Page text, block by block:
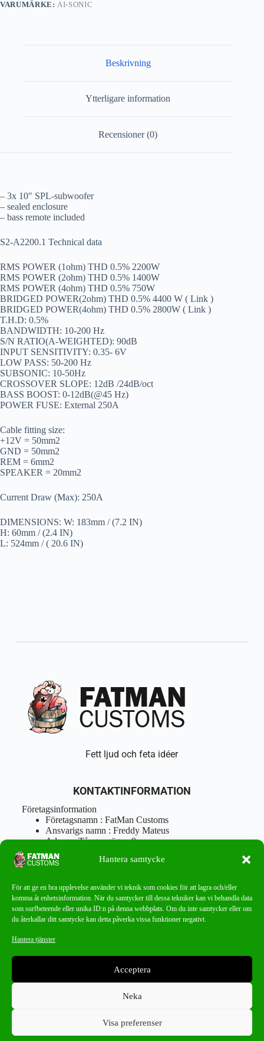
Hantera samtycke
För att ge en bra upplevelse använder vi teknik som cookies för att lagra och/eller
komma åt enhetsinformation. När du samtycker till dessa tekniker kan vi behandla data
som surfbeteende eller unika ID:n på denna webbplats. Om du inte samtycker eller om
du återkallar ditt samtycke kan detta påverka vissa funktioner negativt.
Hantera tjänster
Acceptera
Neka
Visa preferenser
VARUMÄRKE: AI-SONIC
Beskrivning
Ytterligare information
Recensioner (0)
– 3x 10″ SPL-subwoofer
– sealed enclosure
– bass remote included
S2-A2200.1 Technical data
RMS POWER (1ohm) THD 0.5% 2200W
RMS POWER (2ohm) THD 0.5% 1400W
RMS POWER (4ohm) THD 0.5% 750W
BRIDGED POWER(2ohm) THD 0.5% 4400 W ( Link )
BRIDGED POWER(4ohm) THD 0.5% 2800W ( Link )
T.H.D: 0.5%
BANDWIDTH: 10-200 Hz
S/N RATIO(A-WEIGHTED): 90dB
INPUT SENSITIVITY: 0.35- 6V
LOW PASS: 50-200 Hz
SUBSONIC: 10-50Hz
CROSSOVER SLOPE: 12dB /24dB/oct
BASS BOOST: 0-12dB(@45 Hz)
POWER FUSE: External 250A
Cable fitting size:
+12V = 50mm2
GND = 50mm2
REM = 6mm2
SPEAKER = 20mm2
Current Draw (Max): 250A
DIMENSIONS: W: 183mm / (7.2 IN)
H: 60mm / (2.4 IN)
L: 524mm / ( 20.6 IN)
Fett ljud och feta idéer
KONTAKTINFORMATION
Företagsinformation
Företagsnamn : FatMan Customs
Ansvarigs namn : Freddy Mateus
Adress : Tångenvägen 9
Postnr : 417 46 Göteborg
Tel : 0762919666
info@fatmancustoms.se
Mån – Fre 10:00 – 18:00
Lör -11:00 – 15:00
Missa aldrig ett bra erbjudande!